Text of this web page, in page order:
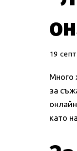
19
Много
за
като